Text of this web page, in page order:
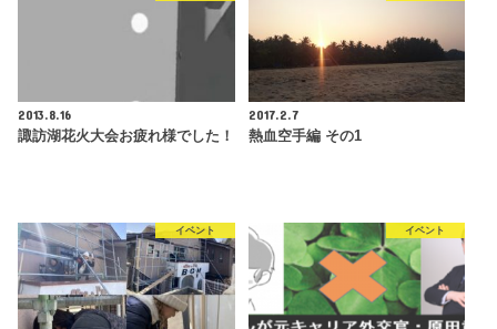
2013.8.16
諏訪湖花火大会お疲れ様でした！
2017.2.7
熱血空手編 その1
イベント イベント